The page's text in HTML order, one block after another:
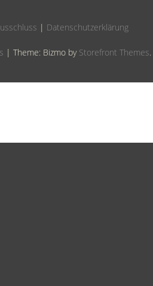
| Datenschutzerklärung
| Theme: Bizmo by Storefront Themes.